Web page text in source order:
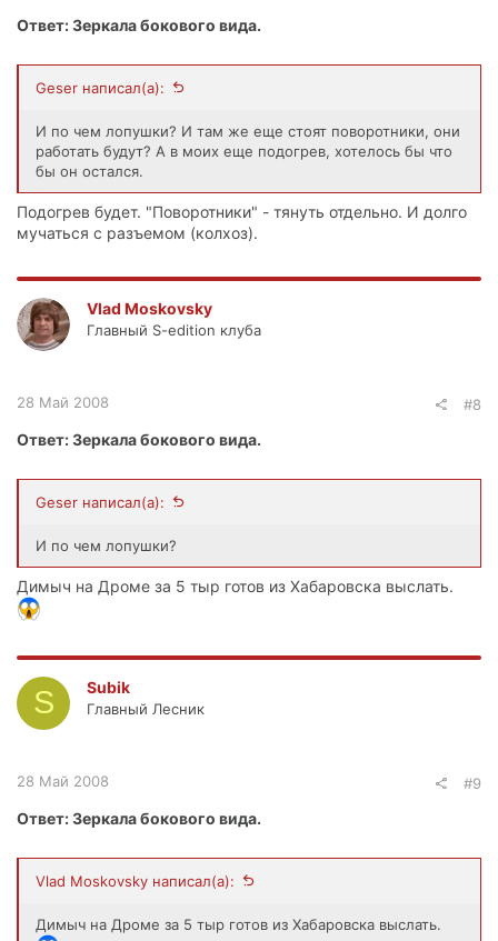
Ответ: Зеркала бокового вида.
Geser написал(а):
И по чем лопушки? И там же еще стоят поворотники, они
работать будут? А в моих еще подогрев, хотелось бы что
бы он остался.
Подогрев будет. "Поворотники" - тянуть отдельно. И долго
мучаться с разъемом (колхоз).
Vlad Moskovsky
Главный S-edition клуба
28 Май 2008 #8
Ответ: Зеркала бокового вида.
Geser написал(а):
И по чем лопушки?
Димыч на Дроме за 5 тыр готов из Хабаровска выслать.
S Subik
Главный Лесник
28 Май 2008 #9
Ответ: Зеркала бокового вида.
Vlad Moskovsky написал(а):
Димыч на Дроме за 5 тыр готов из Хабаровска выслать.